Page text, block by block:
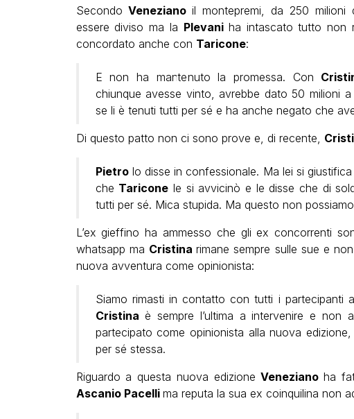
SecondoVenezianoil montepremi, da 250
essere diviso ma la Plevani ha intascato tutto non
concordato anche con Taricone:
E non ha mantenuto la promessa. Con
chiunque avesse vinto, avrebbe dato 50 milioni
se li è tenuti tutti per sé e ha anche negato che
Di questo patto non ci sono prove e, di recente,
Pietrolo disse in confessionale. Ma lei si
che Taricone le si avvicinò e le disse che di
tutti per sé. Mica stupida. Ma questo non
L’ex gieffino ha ammesso che gli ex concorrenti
whatsapp ma Cristinarimane sempre sulle sue e
nuova avventura come opinionista:
Siamo rimasti in contatto con tutti i partecipanti
Cristina è sempre l’ultima a intervenire e non
partecipato come opinionista alla nuova
per sé stessa.
Riguardo a questa nuova edizioneVenezianoha
Ascanio Pacelli ma reputa la sua ex coinquilina non